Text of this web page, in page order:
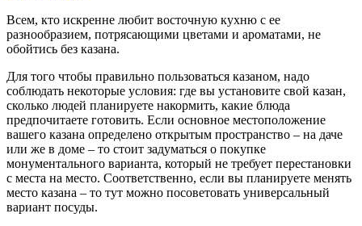
Всем, кто искренне любит восточную кухню с ее
разнообразием, потрясающими цветами и ароматами, не
обойтись без казана.
Для того чтобы правильно пользоваться казаном, надо
соблюдать некоторые условия: где вы установите свой казан,
сколько людей планируете накормить, какие блюда
предпочитаете готовить. Если основное местоположение
вашего казана определено открытым пространство – на даче
или же в доме – то стоит задуматься о покупке
монументального варианта, который не требует перестановки
с места на место. Соответственно, если вы планируете менять
место казана – то тут можно посоветовать универсальный
вариант посуды.